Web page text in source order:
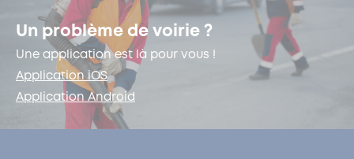
Un problème de voirie ?
Une application est là pour vous !
Application iOS
Application Android